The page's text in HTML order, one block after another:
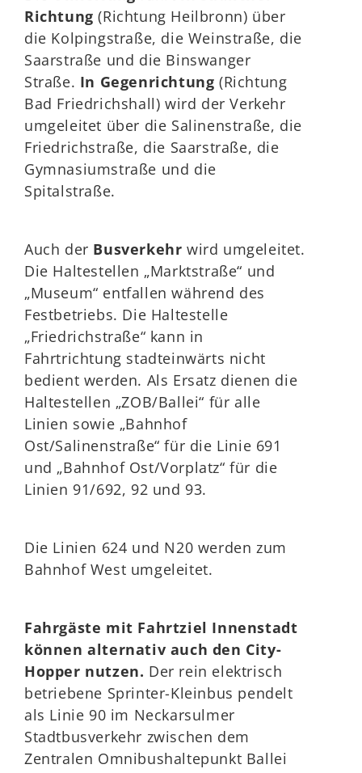
Richtung (Richtung Heilbronn) über
die Kolpingstraße, die Weinstraße, die
Saarstraße und die Binswanger
Straße. In Gegenrichtung (Richtung
Bad Friedrichshall) wird der Verkehr
umgeleitet über die Salinenstraße, die
Friedrichstraße, die Saarstraße, die
Gymnasiumstraße und die
Spitalstraße.
Auch der Busverkehr wird umgeleitet.
Die Haltestellen „Marktstraße“ und
„Museum“ entfallen während des
Festbetriebs. Die Haltestelle
„Friedrichstraße“ kann in
Fahrtrichtung stadteinwärts nicht
bedient werden. Als Ersatz dienen die
Haltestellen „ZOB/Ballei“ für alle
Linien sowie „Bahnhof
Ost/Salinenstraße“ für die Linie 691
und „Bahnhof Ost/Vorplatz“ für die
Linien 91/692, 92 und 93.
Die Linien 624 und N20 werden zum
Bahnhof West umgeleitet.
Fahrgäste mit Fahrtziel Innenstadt
können alternativ auch den City-
Hopper nutzen. Der rein elektrisch
betriebene Sprinter-Kleinbus pendelt
als Linie 90 im Neckarsulmer
Stadtbusverkehr zwischen dem
Zentralen Omnibushaltepunkt Ballei